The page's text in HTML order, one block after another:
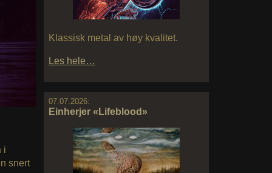
Klassisk metal av høy kvalitet.
Les hele…
07.07.2026:
Einherjer «Lifeblood»
i
snert